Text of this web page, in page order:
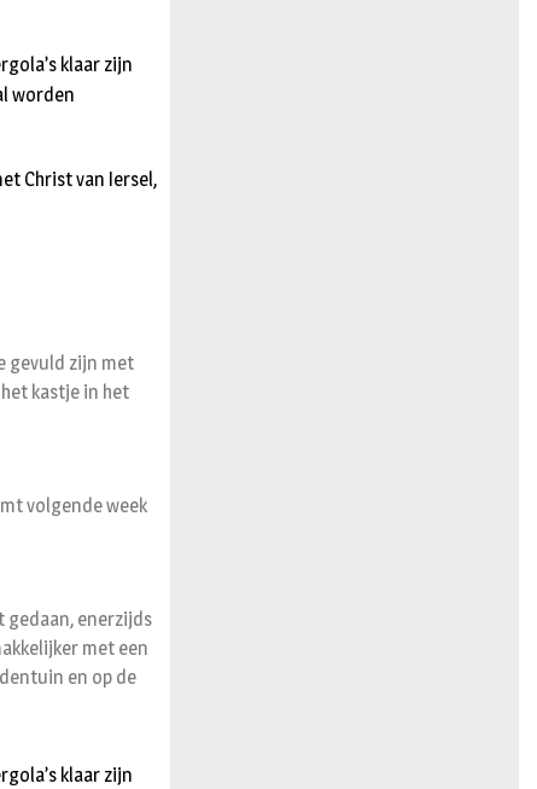
klaar zijn
worden
Christ van Iersel,
gevuld zijn met
kastje in het
volgende week
gedaan, enerzijds
met een
en op de
klaar zijn